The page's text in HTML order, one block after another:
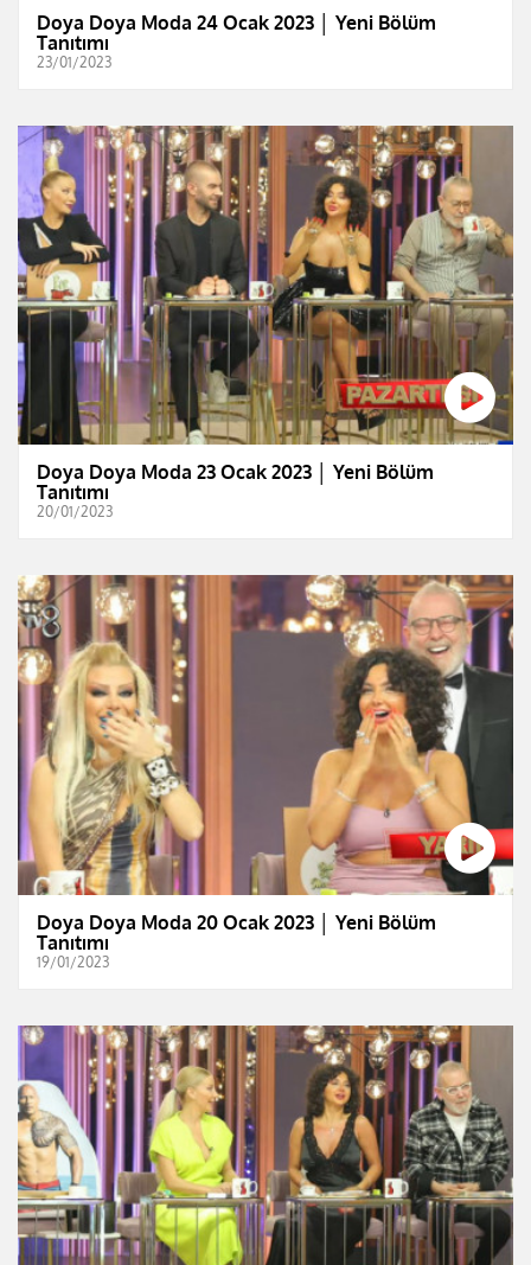
Doya Doya Moda 24 Ocak 2023 │ Yeni Bölüm
Tanıtımı
23/01/2023
Doya Doya Moda 23 Ocak 2023 │ Yeni Bölüm
Tanıtımı
20/01/2023
Doya Doya Moda 20 Ocak 2023 │ Yeni Bölüm
Tanıtımı
19/01/2023